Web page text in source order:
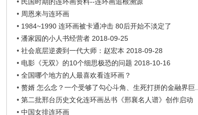
• 周恩来与连环画
• 1984~1990 连环画被卡通冲击 80后开始不淡定了
•潘家园的小人书经营者 2018-09-25
•社会底层逆袭到一代大师：赵宏本 2018-09-28
• 电影《无双》的10个细思极恐的问题 2018-10-16
•全国哪个地方的人最喜欢看连环画？
•赘婿 怎么念？一个受够了勾心斗角、生死打拼的金融界巨...
•第二批邢台历史文化连环画丛书《邢襄名人谱》创作启动
•中国女排连环画